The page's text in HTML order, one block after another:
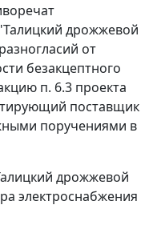
дрожжевой
от
безакцептного
п. 6.3 проекта
поставщик
поручениями в
дрожжевой
электроснабжения